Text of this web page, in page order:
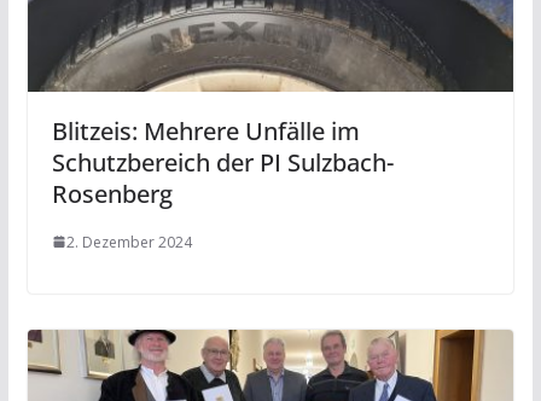
Blitzeis: Mehrere Unfälle im
Schutzbereich der PI Sulzbach-
Rosenberg
2. Dezember 2024